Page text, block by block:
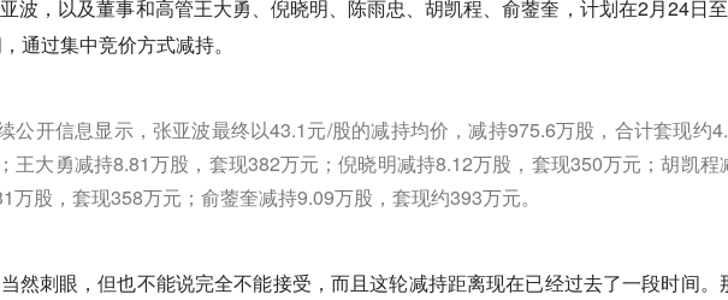
波，以及董事和高管王大勇、倪晓明、陈雨忠、胡凯程、俞蓥奎，计划在2月24日
通过集中竞价方式减持。
公开信息显示，张亚波最终以43.1元/股的减持均价，减持975.6万股，合计套现约
王大勇减持8.81万股，套现382万元；倪晓明减持8.12万股，套现350万元；胡凯程
万股，套现358万元；俞蓥奎减持9.09万股，套现约393万元。
然刺眼，但也不能说完全不能接受，而且这轮减持距离现在已经过去了一段时间。